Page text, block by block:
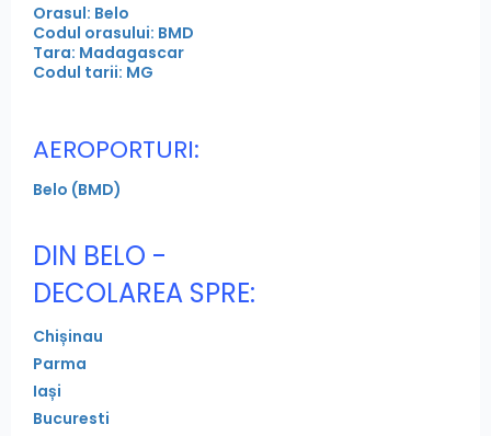
Orasul: Belo
Codul orasului: BMD
Tara: Madagascar
Codul tarii: MG
AEROPORTURI:
Belo (BMD)
DIN BELO -
DECOLAREA SPRE:
Chișinau
Parma
Iași
Bucuresti